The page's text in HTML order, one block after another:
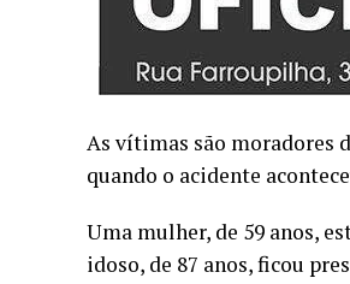
As vítimas são moradores
quando o acidente
Uma mulher, de 59 anos,
idoso, de 87 anos, ficou